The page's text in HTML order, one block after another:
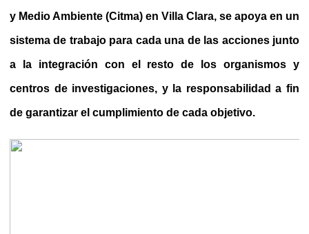
y Medio Ambiente (Citma) en Villa Clara, se apoya en un
sistema de trabajo para cada una de las acciones junto
a la integración con el resto de los organismos y
centros de investigaciones, y la responsabilidad a fin
de garantizar el cumplimiento de cada objetivo.